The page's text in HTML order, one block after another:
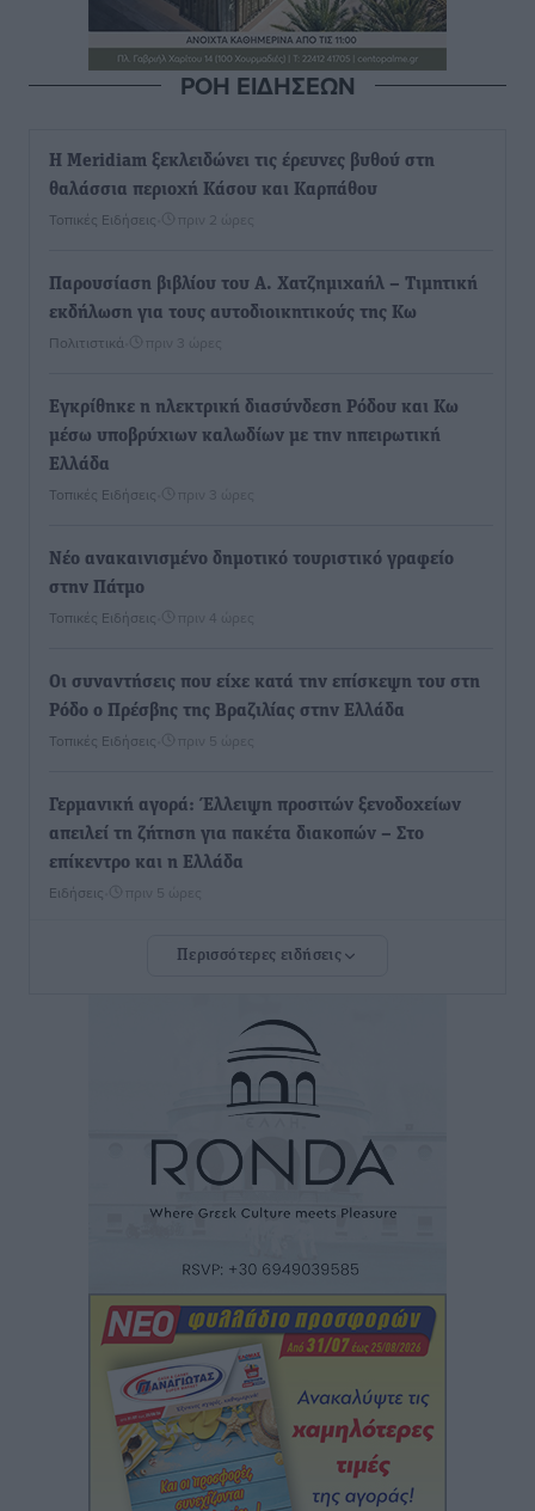
ΡΟΗ ΕΙΔΗΣΕΩΝ
Η Meridiam ξεκλειδώνει τις έρευνες βυθού στη
θαλάσσια περιοχή Κάσου και Καρπάθου
Τοπικές Ειδήσεις πριν 2 ώρες
Παρουσίαση βιβλίου του Α. Χατζημιχαήλ – Τιμητική
εκδήλωση για τους αυτοδιοικητικούς της Κω
Πολιτιστικά πριν 3 ώρες
Εγκρίθηκε η ηλεκτρική διασύνδεση Ρόδου και Κω
μέσω υποβρύχιων καλωδίων με την ηπειρωτική
Ελλάδα
Τοπικές Ειδήσεις πριν 3 ώρες
Νέο ανακαινισμένο δημοτικό τουριστικό γραφείο
στην Πάτμο
Τοπικές Ειδήσεις πριν 4 ώρες
Οι συναντήσεις που είχε κατά την επίσκεψη του στη
Ρόδο ο Πρέσβης της Βραζιλίας στην Ελλάδα
Τοπικές Ειδήσεις πριν 5 ώρες
Γερμανική αγορά: Έλλειψη προσιτών ξενοδοχείων
απειλεί τη ζήτηση για πακέτα διακοπών – Στο
επίκεντρο και η Ελλάδα
Ειδήσεις πριν 5 ώρες
Νέο ξενοδοχείο στη Ρόδο για την H Hotels –
πριν 5 ώρες
Αυτοκίνητο μπήκε παράνομα σε μονόδρομο στο
Μαστιχάρι – Αναποδογύρισε όχημα με μητέρα και
“Η Ευρώπη αντιμετώπιζε το προσφυγικό σαν ταινία
Γιασιράνη στον RV για τα γεγονότα που οδήγησαν στο
Σύμφωνο της Λέρου
Τοπικές Ειδήσεις• πριν 5 ώρες
Συναυλία με τον Γιάννη Κότσιρα στις 21 Αυγούστου
• πριν 5 ώρες
Περισσότερες ειδήσεις